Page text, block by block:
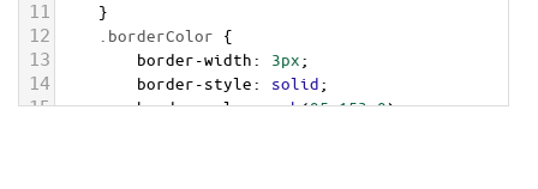
11 }
12 .borderColor {
13 border-width: 3px;
14 border-style: solid;
15 border-color: rgb(95,153,0);